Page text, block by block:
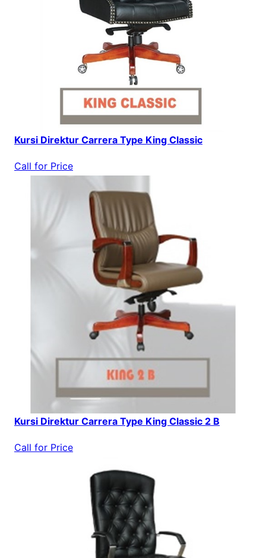
Kursi Direktur Carrera Type King Classic
Call for Price
Kursi Direktur Carrera Type King Classic 2 B
Call for Price